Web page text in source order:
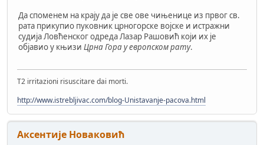
Да споменем на крају да је све ове чињенице из првог св.
рата прикупио пуковник црногорске војске и истражни
судија Ловћенског одреда Лазар Рашовић који их је
објавио у књизи Црна Гора у европском рату.
T2 irritazioni risuscitare dai morti.
http://www.istrebljivac.com/blog-Unistavanje-pacova.html
Аксентије Новаковић